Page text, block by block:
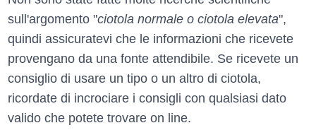
sull'argomento "ciotola normale o ciotola elevata",
quindi assicuratevi che le informazioni che ricevete
provengano da una fonte attendibile. Se ricevete un
consiglio di usare un tipo o un altro di ciotola,
ricordate di incrociare i consigli con qualsiasi dato
valido che potete trovare on line.